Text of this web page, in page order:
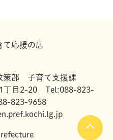
策部 子育て支援課
1丁目2-20 Tel:088-823-
823-9658